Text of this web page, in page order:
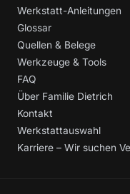
Werkstatt-Anleitungen
Glossar
Quellen & Belege
Werkzeuge & Tools
FAQ
Über Familie Dietrich
Kontakt
Werkstattauswahl
Karriere – Wir suchen